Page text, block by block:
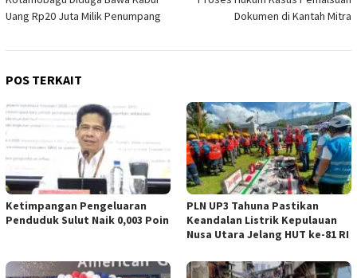
Uang Rp20 Juta Milik Penumpang
Dokumen di Kantah Mitra
POS TERKAIT
Ketimpangan Pengeluaran
Penduduk Sulut Naik 0,003 Poin
PLN UP3 Tahuna Pastikan
Keandalan Listrik Kepulauan
Nusa Utara Jelang HUT ke-81 RI